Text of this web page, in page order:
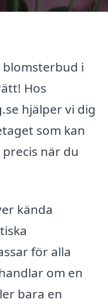
i
Hos
hjälper vi dig
som kan
när du
kända
för alla
om en
bara en